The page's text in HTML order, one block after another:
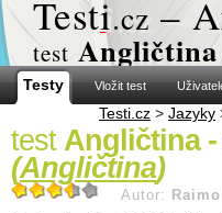
Testi.cz –
test
Testy Vložit test
Testi.cz > Jazyky
test Angličtina
(Angličtina)
Autor: